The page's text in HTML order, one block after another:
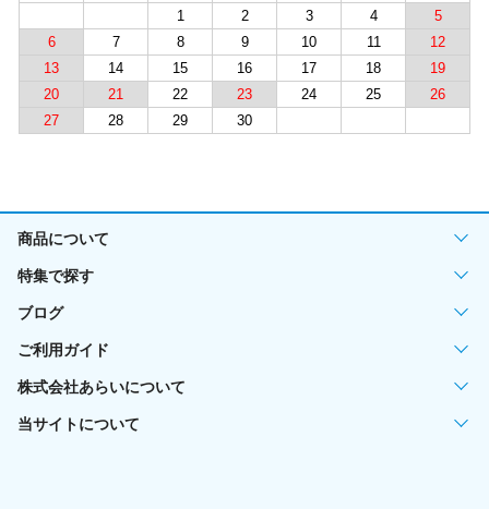
1
2 3 4
5
6
7 8 9 10 11
12
13
14 15 16 17 18
19
20
21 22 23 24 25
26
27
28 29 30
商品について
特集で探す
ブログ
ご利用ガイド
株式会社あらいについて
当サイトについて